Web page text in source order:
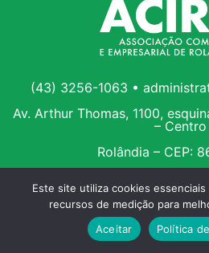
(43) 3256-1063 •
Av. Arthur Thomas, 1100,
– Centro
Rolândia – CEP:
Este site utiliza cookies
recursos de medição para
Aceitar
Política